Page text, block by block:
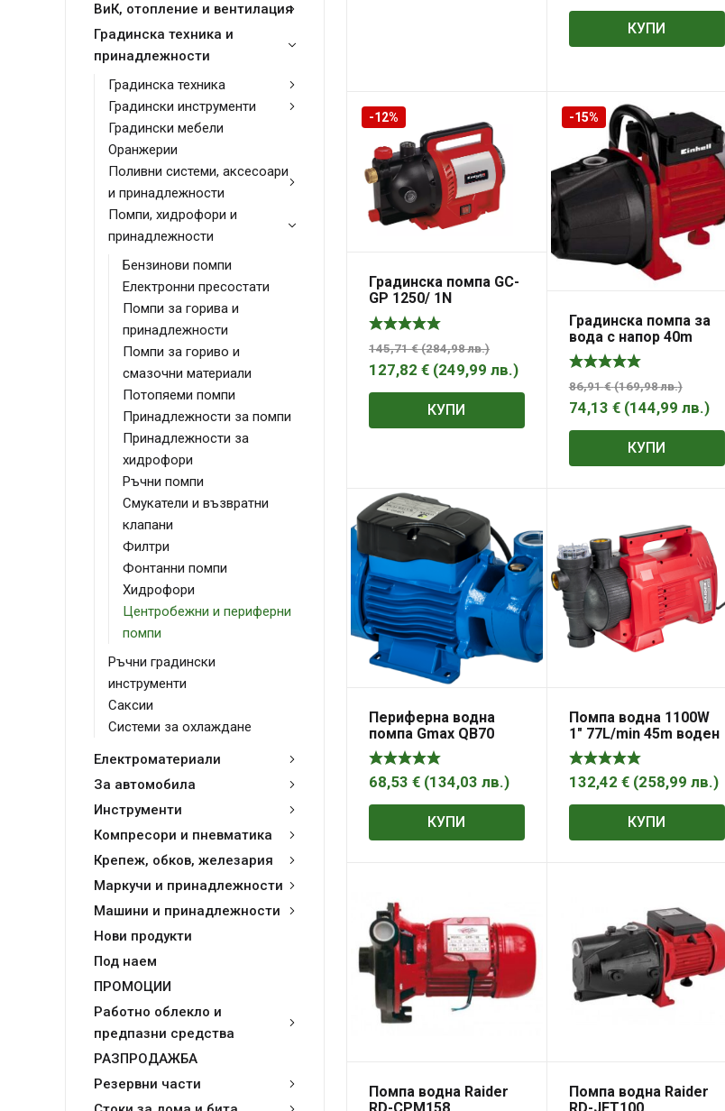
ВиК, отопление и вентилация
Градинска техника и
принадлежности
Градинска техника
Градински инструменти
Градински мебели
Оранжерии
Поливни системи, аксесоари
и принадлежности
Помпи, хидрофори и
принадлежности
Бензинови помпи
Електронни пресостати
Помпи за горива и
принадлежности
Помпи за гориво и
смазочни материали
Потопяеми помпи
Принадлежности за помпи
Принадлежности за
хидрофори
Ръчни помпи
Смукатели и възвратни
клапани
Филтри
Фонтанни помпи
Хидрофори
Центробежни и периферни
помпи
Ръчни градински
инструменти
Саксии
Системи за охлаждане
Електроматериали
За автомобила
Инструменти
Компресори и пневматика
Крепеж, обков, железария
Маркучи и принадлежности
Машини и принадлежности
Нови продукти
Под наем
ПРОМОЦИИ
Работно облекло и
предпазни средства
РАЗПРОДАЖБА
Резервни части
КУПИ
-12%
Градинска помпа GC-
GP 1250/ 1N
145,71€ (284,98лв.)
127,82 € (249,99 лв.)
КУПИ
-15%
Градинска помпа за
вода с напор 40m
EINHELL GC-GP 6036
86,91€ (169,98лв.)
74,13 € (144,99 лв.)
КУПИ
Периферна водна
помпа Gmax QB70
68,53 € (134,03 лв.)
КУПИ
Помпа водна 1100W
1″ 77L/min 45m воден
филтър LCD
132,42 € (258,99 лв.)
КУПИ
Помпа водна Raider
Помпа водна Raider